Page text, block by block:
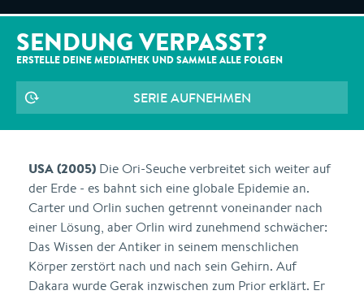
SENDUNG VERPASST?
ERSTELLE DEINE MEDIATHEK UND SAMMLE ALLE FOLGEN
SERIE AUFNEHMEN
USA (2005) Die Ori-Seuche verbreitet sich weiter auf
der Erde - es bahnt sich eine globale Epidemie an.
Carter und Orlin suchen getrennt voneinander nach
einer Lösung, aber Orlin wird zunehmend schwächer:
Das Wissen der Antiker in seinem menschlichen
Körper zerstört nach und nach sein Gehirn. Auf
Dakara wurde Gerak inzwischen zum Prior erklärt. Er